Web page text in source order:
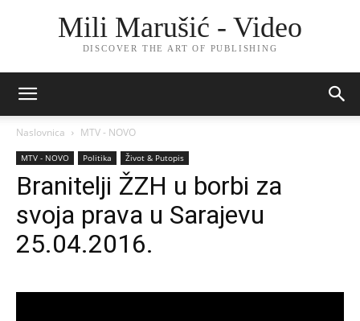
Mili Marušić - Video
DISCOVER THE ART OF PUBLISHING
Naslovnica MTV - NOVO
MTV - NOVO Politika Život & Putopis
Branitelji ŽZH u borbi za
svoja prava u Sarajevu
25.04.2016.